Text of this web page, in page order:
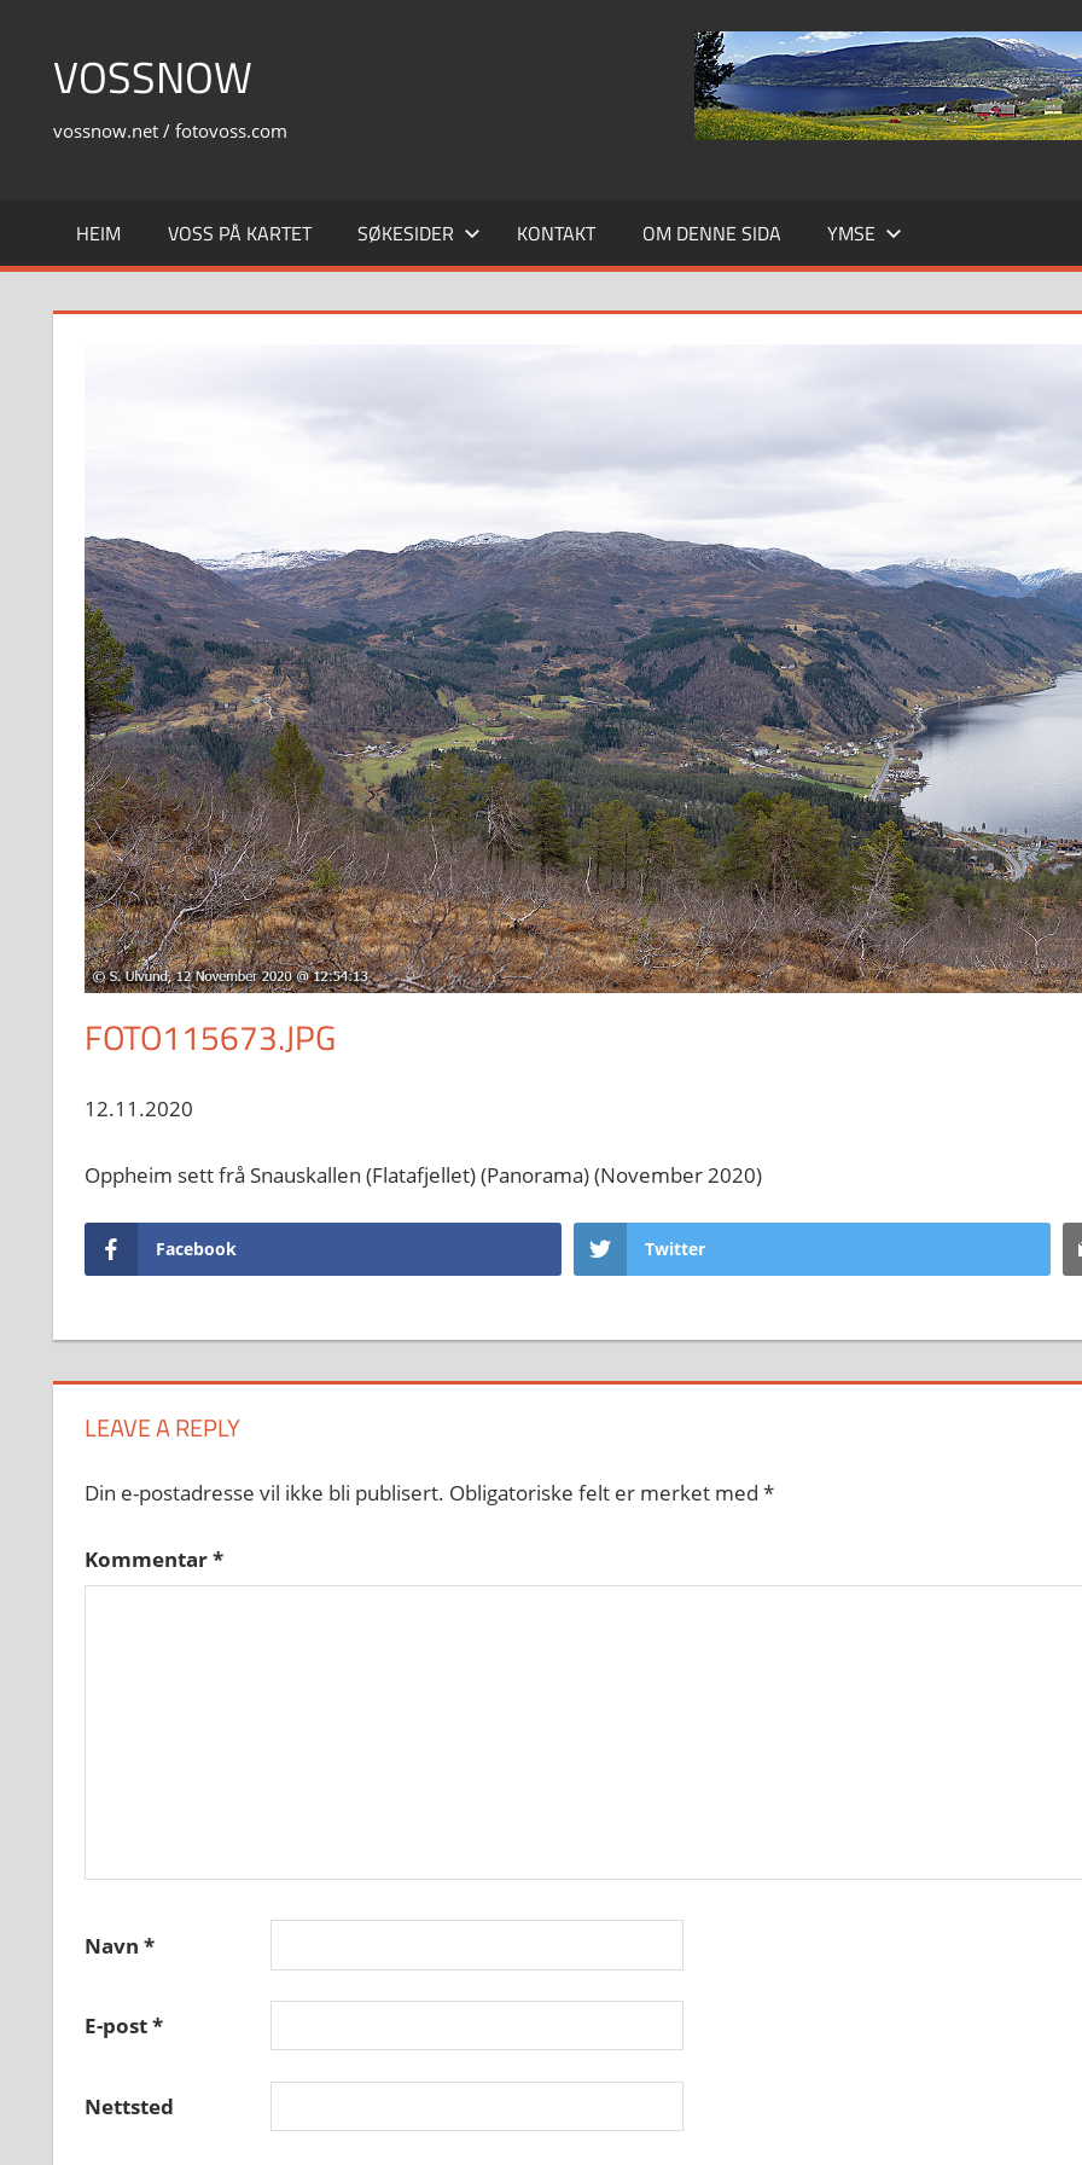
contentVOSSNOW
vossnow.net / fotovoss.com
HEIM VOSS PÅ KARTET SØKESIDER KONTAKT OM DENNE SIDA YMSE
FOTO115673.JPG
12.11.2020
Oppheim sett frå Snauskallen (Flatafjellet) (Panorama) (November 2020)
Facebook Twitter
LEAVE A REPLY
Din e-postadresse vil ikke bli publisert. Obligatoriske felt er merket med *
Kommentar*
Navn *
E-post*
Nettsted